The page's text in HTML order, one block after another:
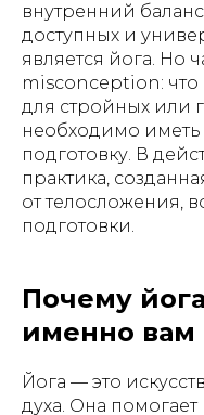
внутренний
доступных и
является йога. Но
misconception: что
для стройных или
необходимо
подготовку. В
практика,
от телосложения,
подготовки.
Почему
именно вам
Йога — это
духа. Она помогает